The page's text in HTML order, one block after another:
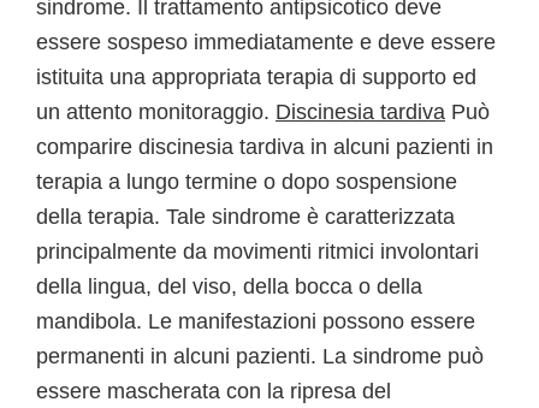
sindrome. Il trattamento antipsicotico deve
essere sospeso immediatamente e deve essere
istituita una appropriata terapia di supporto ed
un attento monitoraggio. Discinesia tardiva Può
comparire discinesia tardiva in alcuni pazienti in
terapia a lungo termine o dopo sospensione
della terapia. Tale sindrome è caratterizzata
principalmente da movimenti ritmici involontari
della lingua, del viso, della bocca o della
mandibola. Le manifestazioni possono essere
permanenti in alcuni pazienti. La sindrome può
essere mascherata con la ripresa del